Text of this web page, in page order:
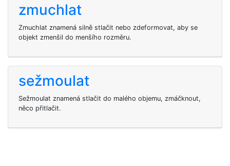
zmuchlat
Zmuchlat znamená silně stlačit nebo zdeformovat, aby se
objekt zmenšil do menšího rozměru.
sežmoulat
Sežmoulat znamená stlačit do malého objemu, zmáčknout,
něco přitlačit.